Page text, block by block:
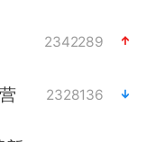
2342289
2328136